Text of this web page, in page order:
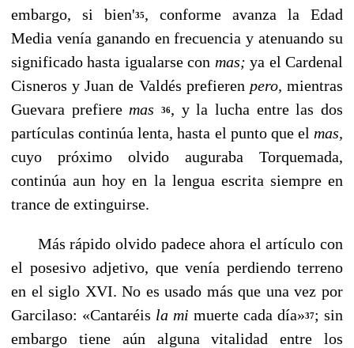
embargo, si bien'35, conforme avanza la Edad
Media venía ganando en frecuencia y atenuando su
significado hasta igualarse con mas;ya el Cardenal
Cisneros y Juan de Valdés prefieren pero,mientras
Guevara prefiere mas36, y la lucha entre las dos
partículas continúa lenta, hasta el pun­to que el mas,
cuyo próximo olvido auguraba Torquemada,
continúa aun hoy en la lengua escrita siempre en
trance de extinguirse.
Más rápido olvido padece ahora el artículo con
el pose­sivo adjetivo, que venía perdiendo terreno
en el siglo XVI. No es usado más que una vez por
Garcilaso: «Cantaréis la mi muerte cada día»37; sin
embargo tiene aún alguna vita­lidad entre los